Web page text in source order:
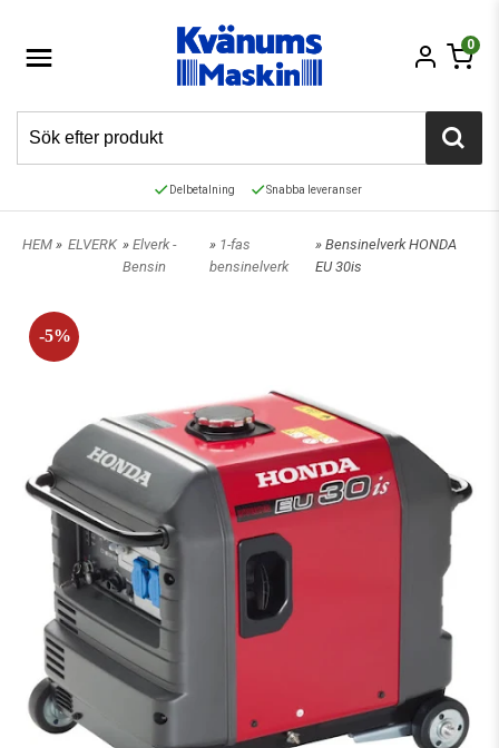
0
Delbetalning Snabba leveranser
HEM » ELVERK » Elverk -
Bensin
» 1-fas
bensinelverk
» Bensinelverk HONDA
EU 30is